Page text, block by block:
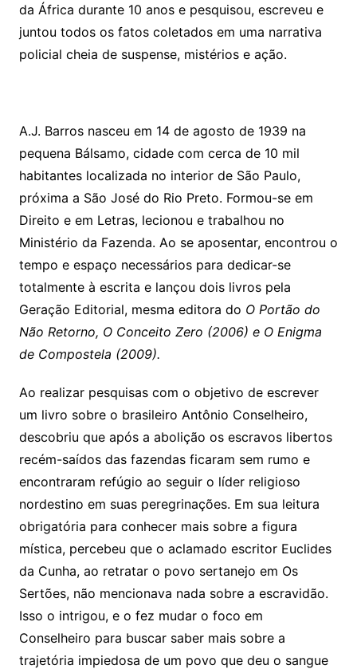
da África durante 10 anos e pesquisou, escreveu e
juntou todos os fatos coletados em uma narrativa
policial cheia de suspense, mistérios e ação.
A.J. Barros nasceu em 14 de agosto de 1939 na
pequena Bálsamo, cidade com cerca de 10 mil
habitantes localizada no interior de São Paulo,
próxima a São José do Rio Preto. Formou-se em
Direito e em Letras, lecionou e trabalhou no
Ministério da Fazenda. Ao se aposentar, encontrou o
tempo e espaço necessários para dedicar-se
totalmente à escrita e lançou dois livros pela
Geração Editorial, mesma editora do O Portão do
Não Retorno, O Conceito Zero (2006) e O Enigma
de Compostela (2009).
Ao realizar pesquisas com o objetivo de escrever
um livro sobre o brasileiro Antônio Conselheiro,
descobriu que após a abolição os escravos libertos
recém-saídos das fazendas ficaram sem rumo e
encontraram refúgio ao seguir o líder religioso
nordestino em suas peregrinações. Em sua leitura
obrigatória para conhecer mais sobre a figura
mística, percebeu que o aclamado escritor Euclides
da Cunha, ao retratar o povo sertanejo em Os
Sertões, não mencionava nada sobre a escravidão.
Isso o intrigou, e o fez mudar o foco em
Conselheiro para buscar saber mais sobre a
trajetória impiedosa de um povo que deu o sangue